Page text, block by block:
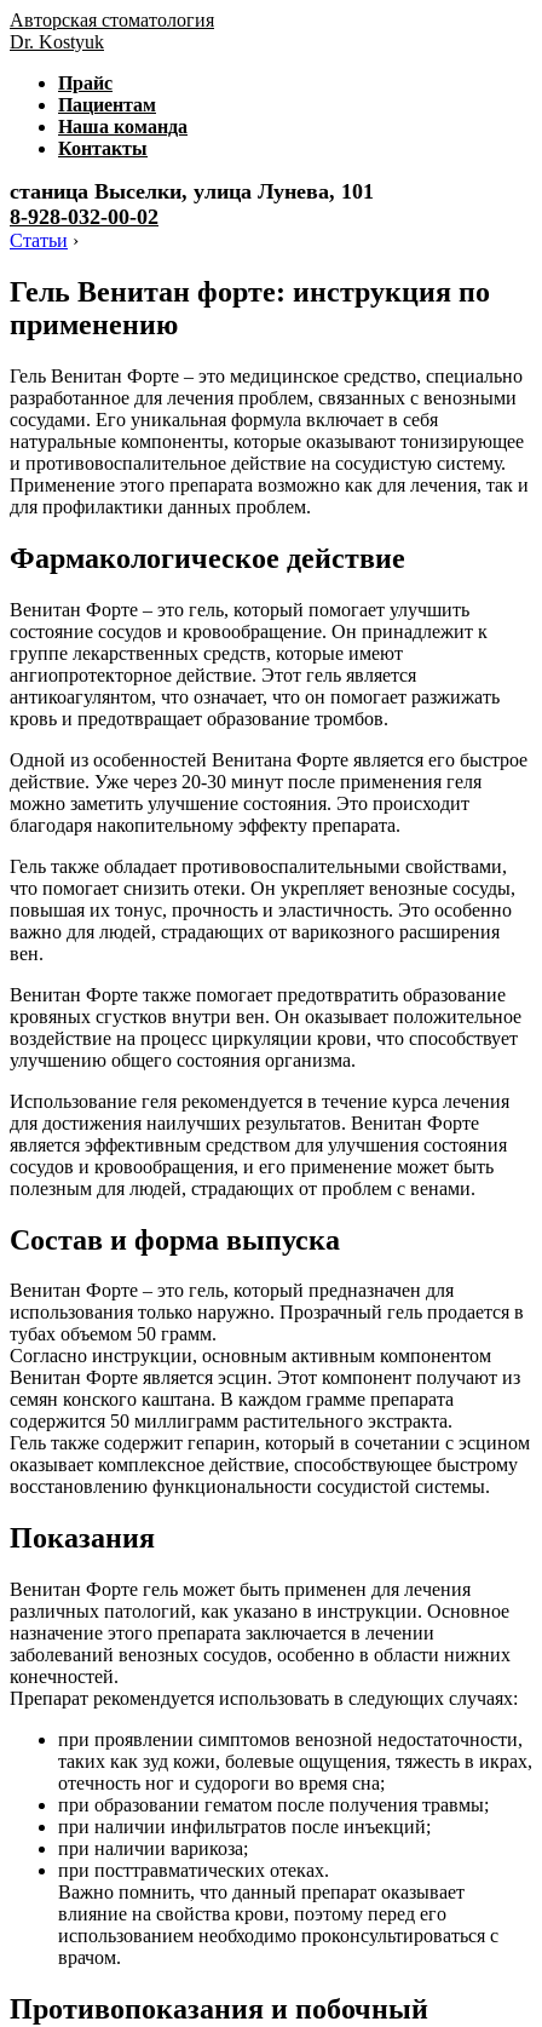
Авторская стоматология
Dr. Kostyuk
Прайс
Пациентам
Наша команда
Контакты
станица Выселки, улица Лунева, 101
8-928-032-00-02
Статьи ›
Гель Венитан форте: инструкция по
применению
Гель Венитан Форте – это медицинское средство, специально
разработанное для лечения проблем, связанных с венозными
сосудами. Его уникальная формула включает в себя
натуральные компоненты, которые оказывают тонизирующее
и противовоспалительное действие на сосудистую систему.
Применение этого препарата возможно как для лечения, так и
для профилактики данных проблем.
Фармакологическое действие
Венитан Форте – это гель, который помогает улучшить
состояние сосудов и кровообращение. Он принадлежит к
группе лекарственных средств, которые имеют
ангиопротекторное действие. Этот гель является
антикоагулянтом, что означает, что он помогает разжижать
кровь и предотвращает образование тромбов.
Одной из особенностей Венитана Форте является его быстрое
действие. Уже через 20-30 минут после применения геля
можно заметить улучшение состояния. Это происходит
благодаря накопительному эффекту препарата.
Гель также обладает противовоспалительными свойствами,
что помогает снизить отеки. Он укрепляет венозные сосуды,
повышая их тонус, прочность и эластичность. Это особенно
важно для людей, страдающих от варикозного расширения
вен.
Венитан Форте также помогает предотвратить образование
кровяных сгустков внутри вен. Он оказывает положительное
воздействие на процесс циркуляции крови, что способствует
улучшению общего состояния организма.
Использование геля рекомендуется в течение курса лечения
для достижения наилучших результатов. Венитан Форте
является эффективным средством для улучшения состояния
сосудов и кровообращения, и его применение может быть
полезным для людей, страдающих от проблем с венами.
Состав и форма выпуска
Венитан Форте – это гель, который предназначен для
использования только наружно. Прозрачный гель продается в
тубах объемом 50 грамм.
Согласно инструкции, основным активным компонентом
Венитан Форте является эсцин. Этот компонент получают из
семян конского каштана. В каждом грамме препарата
содержится 50 миллиграмм растительного экстракта.
Гель также содержит гепарин, который в сочетании с эсцином
оказывает комплексное действие, способствующее быстрому
восстановлению функциональности сосудистой системы.
Показания
Венитан Форте гель может быть применен для лечения
различных патологий, как указано в инструкции. Основное
назначение этого препарата заключается в лечении
заболеваний венозных сосудов, особенно в области нижних
конечностей.
Препарат рекомендуется использовать в следующих случаях:
при проявлении симптомов венозной недостаточности,
таких как зуд кожи, болевые ощущения, тяжесть в икрах,
отечность ног и судороги во время сна;
при образовании гематом после получения травмы;
при наличии инфильтратов после инъекций;
при наличии варикоза;
при посттравматических отеках.
Важно помнить, что данный препарат оказывает
влияние на свойства крови, поэтому перед его
использованием необходимо проконсультироваться с
врачом.
Противопоказания и побочный